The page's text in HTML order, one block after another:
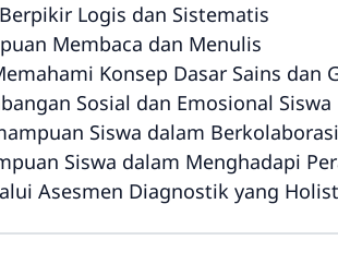
Logis dan Sistematis
Membaca dan Menulis
Konsep Dasar Sains dan
Sosial dan Emosional Siswa
Siswa dalam
Siswa dalam Menghadapi
Asesmen Diagnostik yang